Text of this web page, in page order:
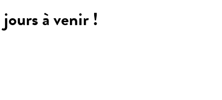
à venir !